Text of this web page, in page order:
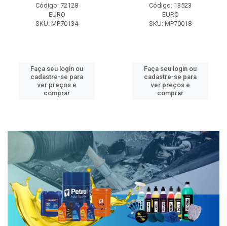
Código: 72128
EURO
SKU: MP70134
Faça seu login ou
cadastre-se para
ver preços e
comprar
Código: 13523
EURO
SKU: MP70018
Faça seu login ou
cadastre-se para
ver preços e
comprar